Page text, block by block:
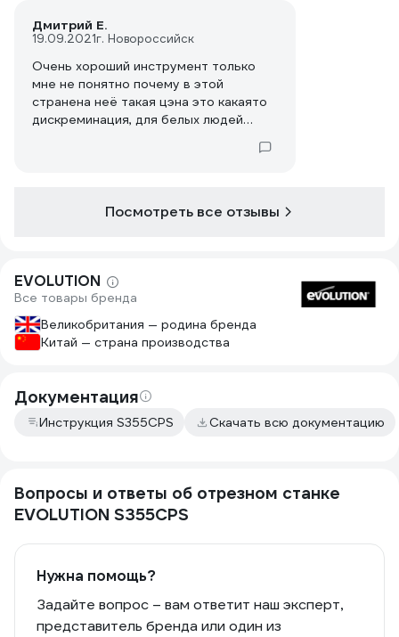
Дмитрий Е.
19.09.2021г. Новороссийск
Очень хороший инструмент только
мне не понятно почему в этой
странена неё такая цэна это какаято
дискреминация, для белых людей
Посмотреть все отзывы
EVOLUTION
Все товары бренда
Великобритания — родина бренда
Китай — страна производства
Документация
Инструкция S355CPS Скачать всю документацию
Вопросы и ответы об отрезном станке
EVOLUTION S355CPS
Нужна помощь?
Задайте вопрос – вам ответит наш эксперт,
представитель бренда или один из